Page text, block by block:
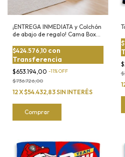
¡ENTREGA INMEDIATA y Colchón
de abajo de regalo! Cama Box
$653.194,00 -11%OFF
$736.726,00
$424.576,10 con
Transferencia
12X$54.432,83SIN INTERÉS
Comprar